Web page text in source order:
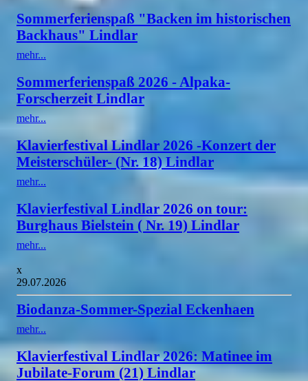
Sommerferienspaß "Backen im historischen
Backhaus" Lindlar
mehr...
Sommerferienspaß 2026 - Alpaka-
Forscherzeit Lindlar
mehr...
Klavierfestival Lindlar 2026 -Konzert der
Meisterschüler- (Nr. 18) Lindlar
mehr...
Klavierfestival Lindlar 2026 on tour:
Burghaus Bielstein ( Nr. 19) Lindlar
mehr...
x
29.07.2026
Biodanza-Sommer-Spezial Eckenhaen
mehr...
Klavierfestival Lindlar 2026: Matinee im
Jubilate-Forum (21) Lindlar